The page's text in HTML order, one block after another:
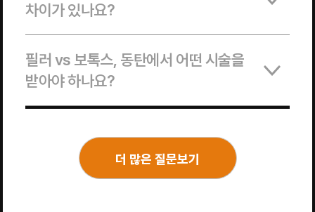
차이가 있나요?
필러 vs 보톡스, 동탄에서 어떤 시술을
받아야 하나요?
더 많은 질문보기